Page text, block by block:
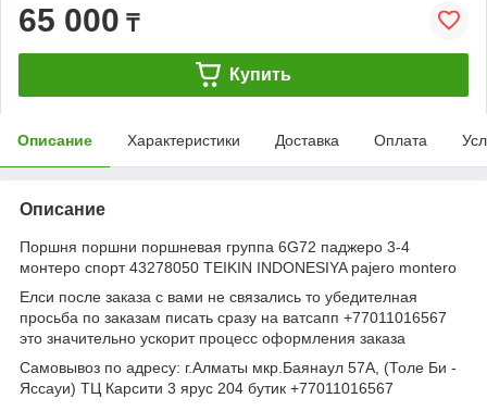
65 000 ₸
Купить
Описание Характеристики Доставка Оплата
Описание
Поршня поршни поршневая группа 6G72 паджеро 3-4
монтеро спорт 43278050 TEIKIN INDONESIYA pajero montero
Елси после заказа с вами не связались то убедителная
просьба по заказам писать сразу на ватсапп +77011016567
это значительно ускорит процесс оформления заказа
Самовывоз по адресу: г.Алматы мкр.Баянаул 57А, (Толе Би -
Яссауи) ТЦ Карсити 3 ярус 204 бутик +77011016567